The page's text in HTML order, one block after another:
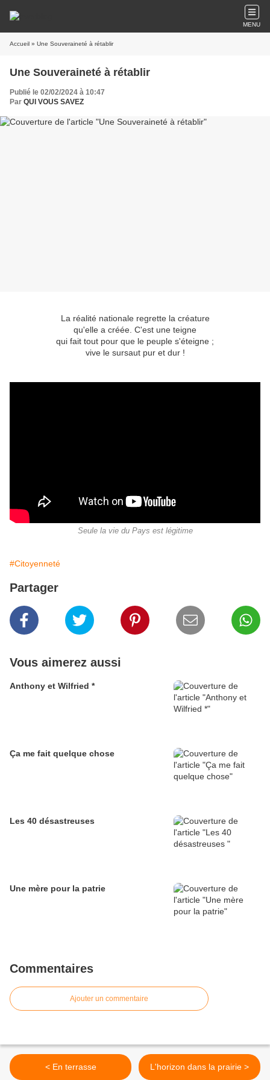
MENU
Accueil » Une Souveraineté à rétablir
Une Souveraineté à rétablir
Publié le 02/02/2024 à 10:47
Par QUI VOUS SAVEZ
La réalité nationale regrette la créature
qu'elle a créée. C'est une teigne
qui fait tout pour que le peuple s'éteigne ;
vive le sursaut pur et dur !
Seule la vie du Pays est légitime
#Citoyenneté
Partager
Vous aimerez aussi
Anthony et Wilfried *
Ça me fait quelque chose
Les 40 désastreuses
Une mère pour la patrie
Commentaires
Ajouter un commentaire
< En terrasse L'horizon dans la prairie >